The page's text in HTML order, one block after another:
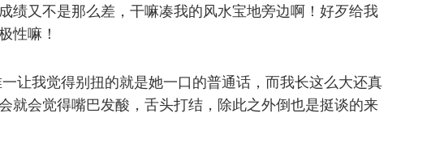
绩又不是那么差，干嘛凑我的风水宝地旁边啊！好歹给我
性嘛！
让我觉得别扭的就是她一口的普通话，而我长这么大还真
就会觉得嘴巴发酸，舌头打结，除此之外倒也是挺谈的来